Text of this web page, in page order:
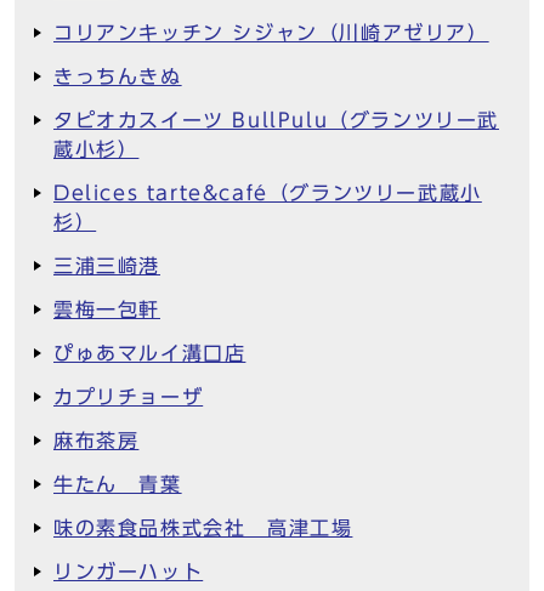
コリアンキッチン シジャン（川崎アゼリア）
きっちんきぬ
タピオカスイーツ BullPulu（グランツリー武
蔵小杉）
Delices tarte&café（グランツリー武蔵小
杉）
三浦三崎港
雲梅一包軒
ぴゅあマルイ溝口店
カプリチョーザ
麻布茶房
牛たん 青葉
味の素食品株式会社 高津工場
リンガーハット